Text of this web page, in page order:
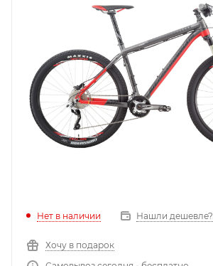
Нет в наличии Нашли дешевле?
Хочу в подарок